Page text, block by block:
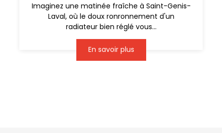
Imaginez une matinée fraîche à Saint-Genis-
Laval, où le doux ronronnement d'un
radiateur bien réglé vous...
En savoir plus